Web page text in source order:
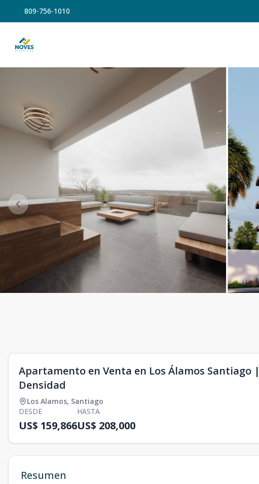
809-756-1010
Apartamento en Venta en Los Álamos Santiago
Densidad
Los Alamos, Santiago
DESDE
US$ 159,866
HASTA
US$ 208,000
Resumen